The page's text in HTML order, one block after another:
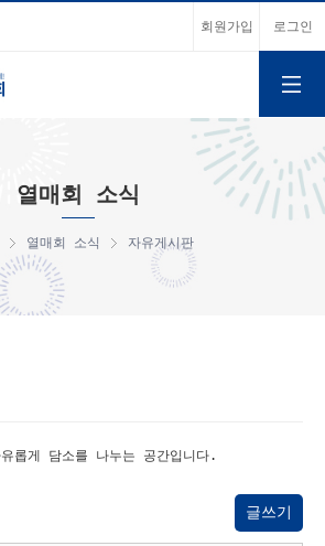
회원가입 로그인
열매회 소식
열매회 소식 자유게시판
롭게 담소를 나누는 공간입니다.
글쓰기